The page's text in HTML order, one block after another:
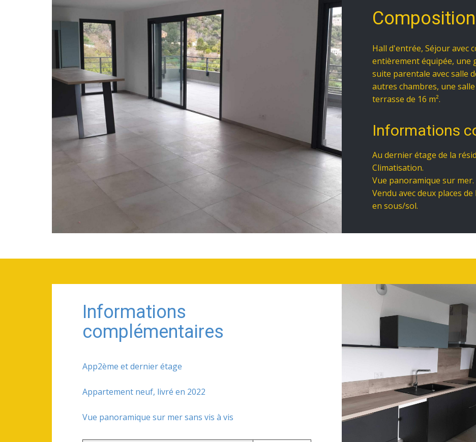
Composition
Hall d'entrée, Séjour avec
entièrement équipée, une
suite parentale avec salle
autres chambres, une
terrasse de 16 m².
Informations
Au dernier étage de la
Climatisation.
Vue panoramique sur mer.
Vendu avec deux places
en sous/sol.
Informations
complémentaires
App2ème et dernier étage
Appartement neuf, livré en 2022
Vue panoramique sur mer sans vis à vis